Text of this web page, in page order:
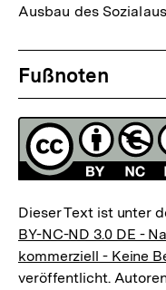
Ausbau des
Fussnoten
Fußnoten
Lizenz
Dieser Text ist unter
BY-NC-ND 3.0 DE -
kommerziell - Keine
veröffentlicht.